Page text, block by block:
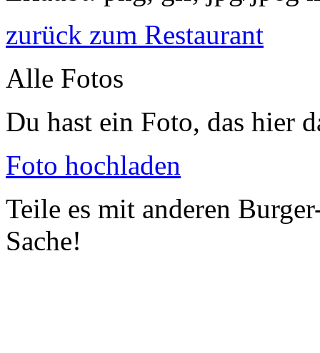
zurück zum Restaurant
Alle Fotos
Du hast ein Foto, das hier
Foto hochladen
Teile es mit anderen
Sache!